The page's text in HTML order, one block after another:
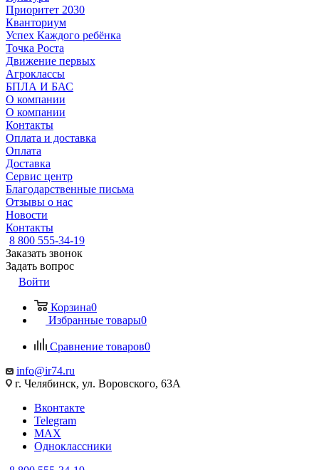
Приоритет 2030
Кванториум
Успех Каждого ребёнка
Точка Роста
Движение первых
Агроклассы
БПЛА И БАС
О компании
О компании
Контакты
Оплата и доставка
Оплата
Доставка
Сервис центр
Благодарственные письма
Отзывы о нас
Новости
Контакты
8 800 555-34-19
Заказать звонок
Задать вопрос
Войти
Корзина0
Избранные товары0
Сравнение товаров0
info@ir74.ru
г. Челябинск, ул. Воровского, 63А
Вконтакте
Telegram
MAX
Одноклассники